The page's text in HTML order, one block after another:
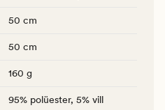
50 cm
50 cm
160 g
95% polüester, 5% vill